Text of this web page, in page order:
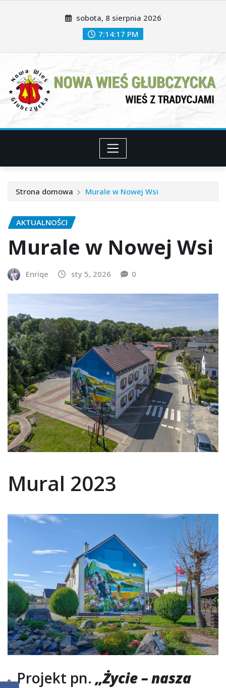
sobota, 8 sierpnia 2026
7:14:19 PM
Strona domowa Murale w Nowej Wsi
AKTUALNOŚCI
Murale w Nowej Wsi
Enriqe sty 5, 2026 0
Mural 2023
Projekt pn. „Życie – nasza